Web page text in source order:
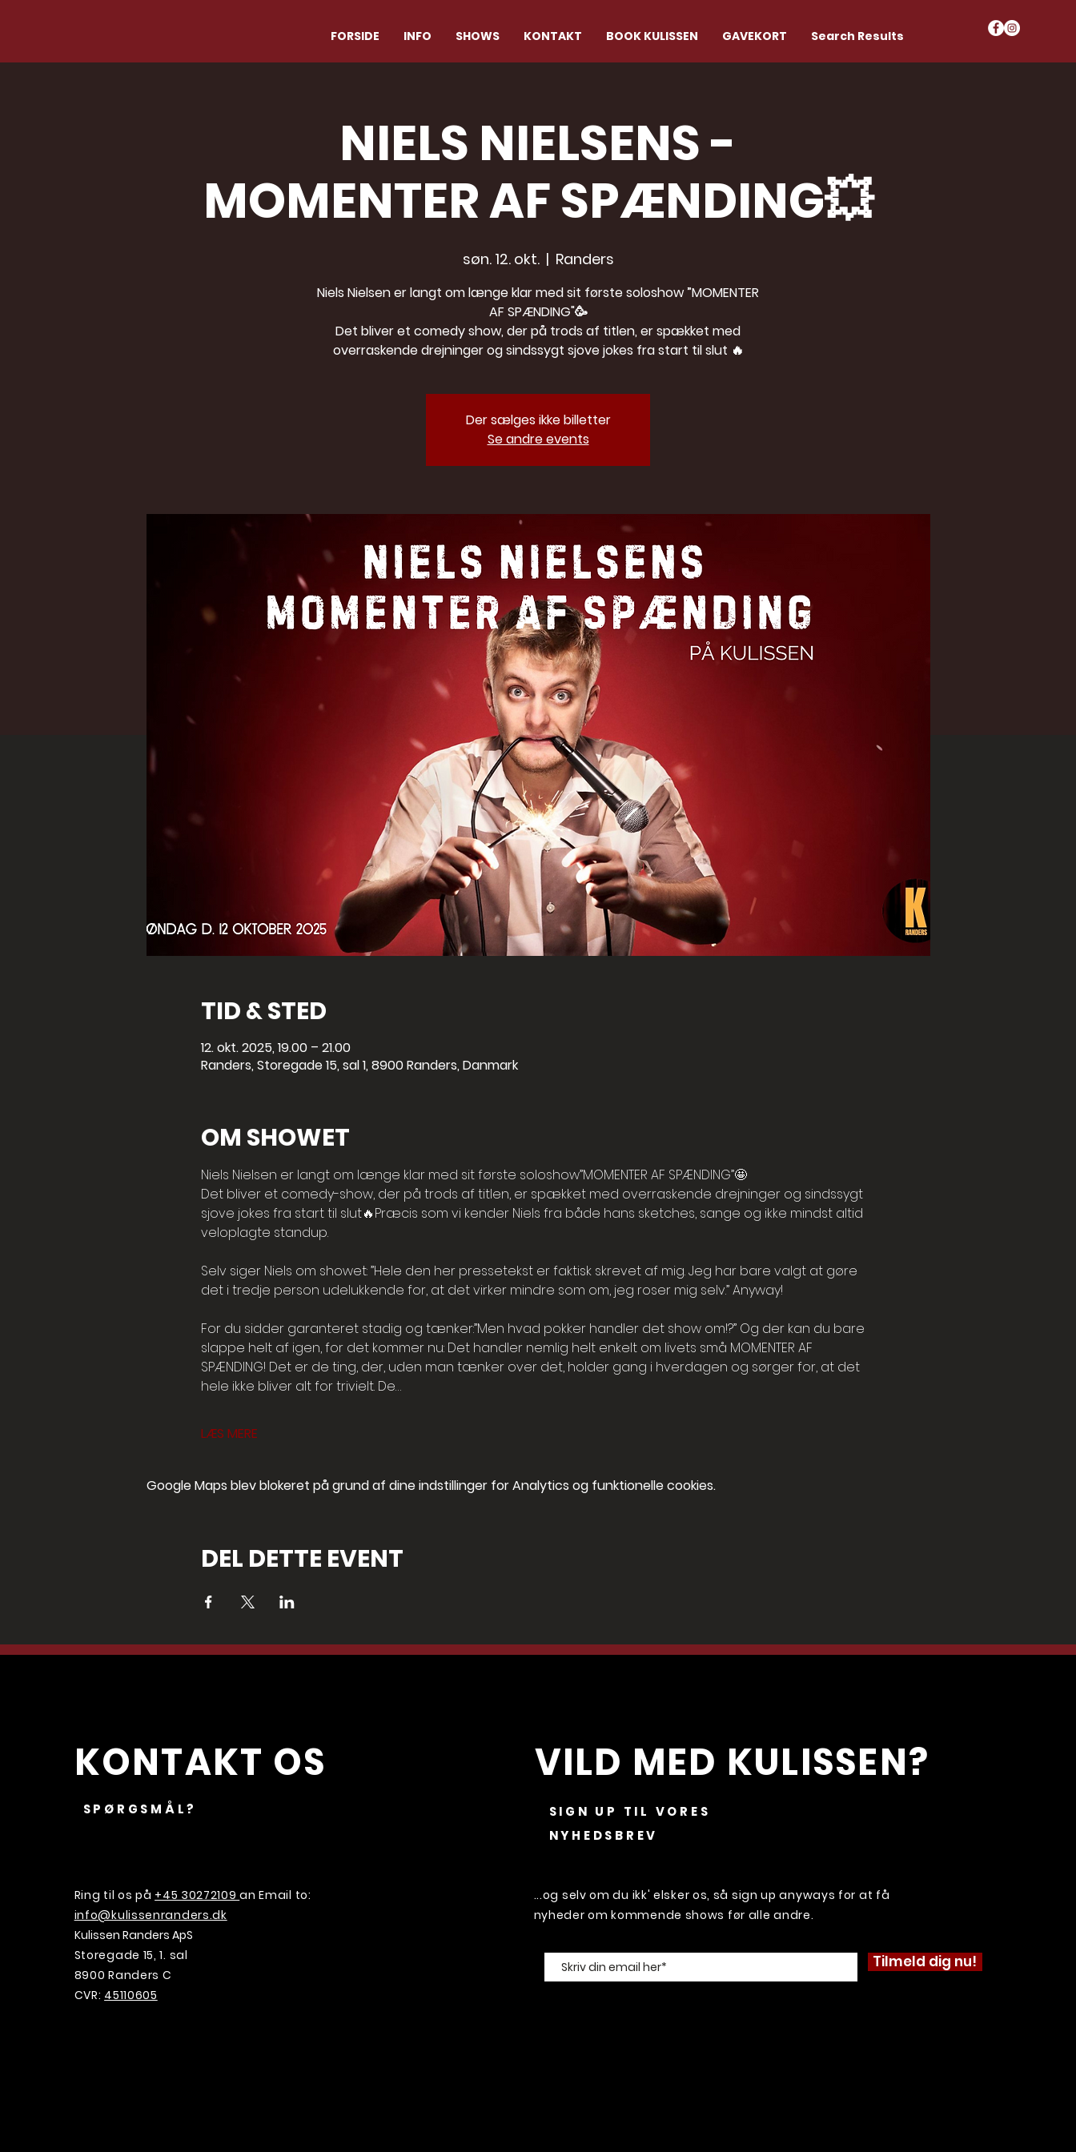
FORSIDE INFO SHOWS KONTAKT BOOK KULISSEN GAVEKORT Search Results
NIELS NIELSENS -
MOMENTER AF SPÆNDING💥
søn. 12. okt.
  |
Randers
Niels Nielsen er langt om længe klar med sit første soloshow ”MOMENTER
AF SPÆNDING"🥳
Det bliver et comedy show, der på trods af titlen, er spækket med
overraskende drejninger og sindssygt sjove jokes fra start til slut 🔥
Der sælges ikke billetter
Se andre events
TID & STED
12. okt. 2025, 19.00 – 21.00
Randers, Storegade 15, sal 1, 8900 Randers, Danmark
OM SHOWET
Niels Nielsen er langt om længe klar med sit første soloshow”MOMENTER AF SPÆNDING”🤩
Det bliver et comedy-show, der på trods af titlen, er spækket med overraskende drejninger og sindssygt
sjove jokes fra start til slut🔥Præcis som vi kender Niels fra både hans sketches, sange og ikke mindst altid
veloplagte standup.
Selv siger Niels om showet: ”Hele den her pressetekst er faktisk skrevet af mig. Jeg har bare valgt at gøre
det i tredje person udelukkende for, at det virker mindre som om, jeg roser mig selv.” Anyway!
For du sidder garanteret stadig og tænker:”Men hvad pokker handler det show om!?” Og der kan du bare
slappe helt af igen, for det kommer nu: Det handler nemlig helt enkelt om livets små MOMENTER AF
SPÆNDING! Det er de ting, der, uden man tænker over det, holder gang i hverdagen og sørger for, at det
hele ikke bliver alt for trivielt. De…
LÆS MERE
Google Maps blev blokeret på grund af dine indstillinger for Analytics og funktionelle cookies.
DEL DETTE EVENT
KONTAKT OS
SPØRGSMÅL?
Ring til os på +45 30272109an Email to:
info@kulissenranders.dk
Kulissen Randers ApS
Storegade 15, 1. sal
8900 Randers C
CVR: 45110605
VILD MED KULISSEN?
SIGN UP TIL VORES
NYHEDSBREV
...og selv om du ikk' elsker os, så sign up anyways for at få
nyheder om kommende shows før alle andre.
Tilmeld dig nu!